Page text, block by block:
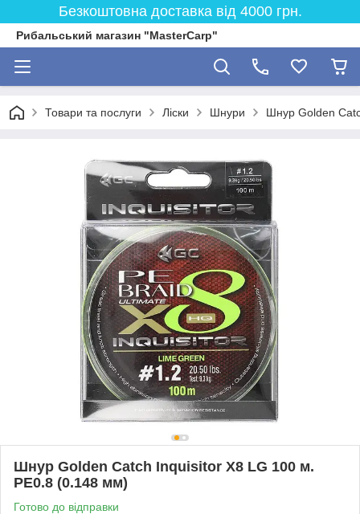
Безкоштовна доставка від 4000 грн.
Рибальський магазин "MasterCarp"
Товари та послуги Ліски Шнури Шнур Golden
Шнур Golden Catch Inquisitor X8 LG 100 м.
PE0.8 (0.148 мм)
Готово до відправки